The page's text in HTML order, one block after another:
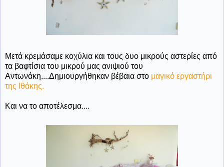
Μετά κρεμάσαμε κοχύλια και τους δυο μικρούς αστερίες από
τα βαφτίσια του μικρού μας ανιψιού του
Αντωνάκη....Δημιουργήθηκαν βέβαια στο μαγικό εργαστήρι
της Ιθάκης.
Και να το αποτέλεσμα....